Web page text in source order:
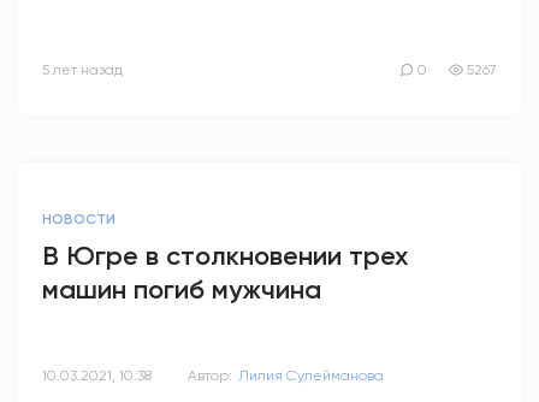
5 лет назад 0 5267
НОВОСТИ
В Югре в столкновении трех
машин погиб мужчина
10.03.2021, 10:38 Автор: Лилия Сулейманова